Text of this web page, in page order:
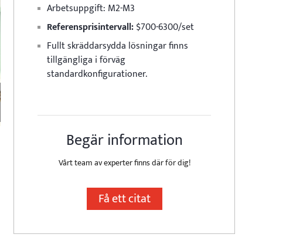
Arbetsuppgift: M2-M3
Referensprisintervall:$700-6300/set
Fullt skräddarsydda lösningar finns
tillgängliga i förväg
standardkonfigurationer.
Begär information
Vårt team av experter finns där för dig!
Få ett citat